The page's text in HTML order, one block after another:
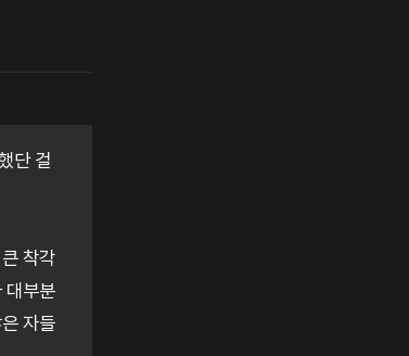
단 걸
착각
대부분
자들